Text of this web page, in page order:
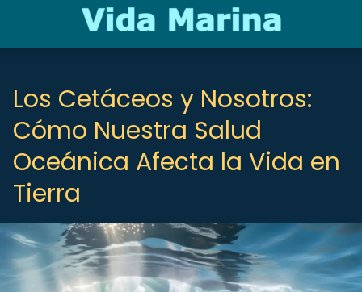
Los Cetáceos y Nosotros:
Cómo Nuestra Salud
Oceánica Afecta la Vida en
Tierra